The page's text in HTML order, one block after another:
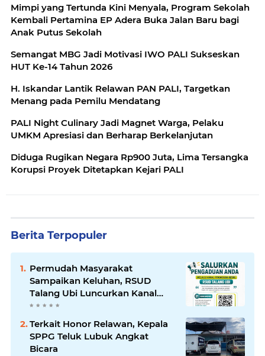
Mimpi yang Tertunda Kini Menyala, Program Sekolah
Kembali Pertamina EP Adera Buka Jalan Baru bagi
Anak Putus Sekolah
Semangat MBG Jadi Motivasi IWO PALI Sukseskan
HUT Ke-14 Tahun 2026
H. Iskandar Lantik Relawan PAN PALI, Targetkan
Menang pada Pemilu Mendatang
PALI Night Culinary Jadi Magnet Warga, Pelaku
UMKM Apresiasi dan Berharap Berkelanjutan
Diduga Rugikan Negara Rp900 Juta, Lima Tersangka
Korupsi Proyek Ditetapkan Kejari PALI
Berita Terpopuler
Permudah Masyarakat
Sampaikan Keluhan, RSUD
Talang Ubi Luncurkan Kanal
Pengaduan Resmi
Terkait Honor Relawan, Kepala
SPPG Teluk Lubuk Angkat
Bicara